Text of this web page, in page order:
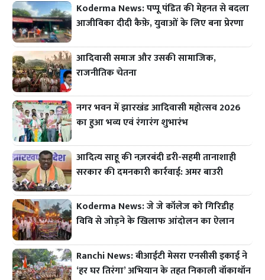
Koderma News: पप्पू पंडित की मेहनत से बदला
आजीविका दीदी कैफ़े, युवाओं के लिए बना प्रेरणा
आदिवासी समाज और उसकी सामाजिक,
राजनीतिक चेतना
नगर भवन में झारखंड आदिवासी महोत्सव 2026
का हुआ भव्य एवं रंगारंग शुभारंभ
आदित्य साहू की नज़रबंदी डरी-सहमी तानाशाही
सरकार की दमनकारी कार्रवाई: अमर बाउरी
Koderma News: जे जे कॉलेज को गिरिडीह
विवि से जोड़ने के खिलाफ आंदोलन का ऐलान
Ranchi News: बीआईटी मेसरा एनसीसी इकाई ने
‘हर घर तिरंगा’ अभियान के तहत निकाली वॉकाथॉन